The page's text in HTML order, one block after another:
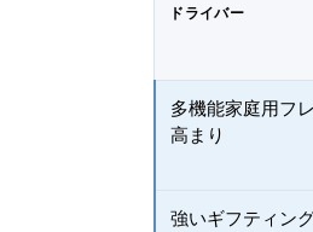
ドライバー
多機能家庭用フ
高まり
強いギフティン